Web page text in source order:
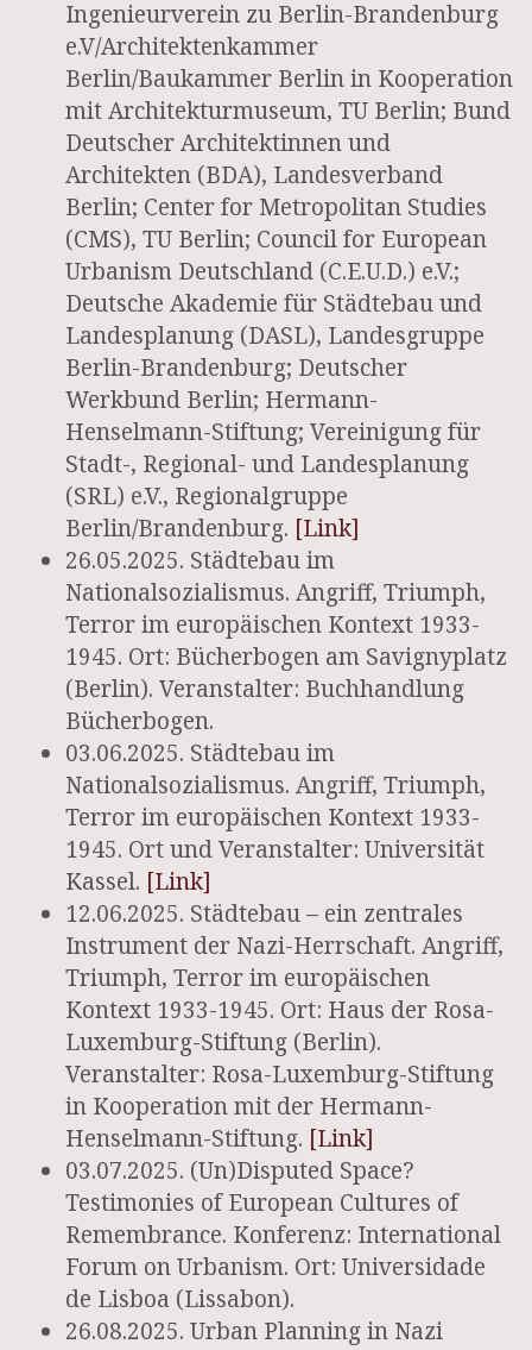
Ingenieurverein zu Berlin-Brandenburg
e.V/Architektenkammer
Berlin/Baukammer Berlin in Kooperation
mit Architekturmuseum, TU Berlin; Bund
Deutscher Architektinnen und
Architekten (BDA), Landesverband
Berlin; Center for Metropolitan Studies
(CMS), TU Berlin; Council for European
Urbanism Deutschland (C.E.U.D.) e.V.;
Deutsche Akademie für Städtebau und
Landesplanung (DASL), Landesgruppe
Berlin-Brandenburg; Deutscher
Werkbund Berlin; Hermann-
Henselmann-Stiftung; Vereinigung für
Stadt-, Regional- und Landesplanung
(SRL) e.V., Regionalgruppe
Berlin/Brandenburg. [Link]
26.05.2025. Städtebau im
Nationalsozialismus. Angriff, Triumph,
Terror im europäischen Kontext 1933-
1945. Ort: Bücherbogen am Savignyplatz
(Berlin). Veranstalter: Buchhandlung
Bücherbogen.
03.06.2025. Städtebau im
Nationalsozialismus. Angriff, Triumph,
Terror im europäischen Kontext 1933-
1945. Ort und Veranstalter: Universität
Kassel. [Link]
12.06.2025. Städtebau – ein zentrales
Instrument der Nazi-Herrschaft. Angriff,
Triumph, Terror im europäischen
Kontext 1933-1945. Ort: Haus der Rosa-
Luxemburg-Stiftung (Berlin).
Veranstalter: Rosa-Luxemburg-Stiftung
in Kooperation mit der Hermann-
Henselmann-Stiftung. [Link]
03.07.2025. (Un)Disputed Space?
Testimonies of European Cultures of
Remembrance. Konferenz: International
Forum on Urbanism. Ort: Universidade
de Lisboa (Lissabon).
26.08.2025. Urban Planning in Nazi